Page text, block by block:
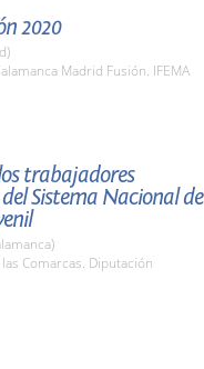
2020
Madrid Fusión. IFEMA
trabajadores
Sistema Nacional de
Comarcas. Diputación